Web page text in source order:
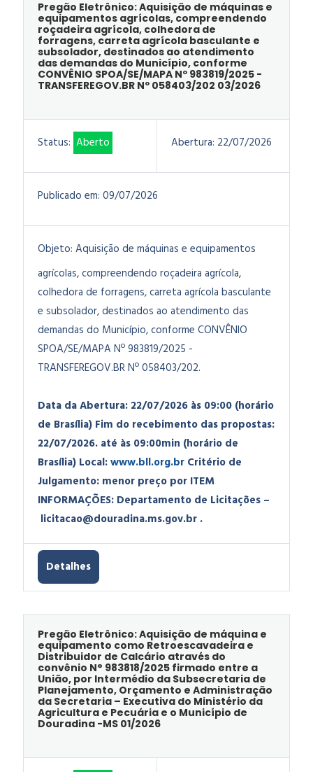
Pregão Eletrônico: Aquisição de máquinas e
equipamentos agrícolas, compreendendo
roçadeira agrícola, colhedora de
forragens, carreta agrícola basculante e
subsolador, destinados ao atendimento
das demandas do Município, conforme
CONVÊNIO SPOA/SE/MAPA Nº 983819/2025 -
TRANSFEREGOV.BR Nº 058403/202 03/2026
Status: Aberto Abertura: 22/07/2026
Publicado em: 09/07/2026
Objeto: Aquisição de máquinas e equipamentos
agrícolas, compreendendo roçadeira agrícola,
colhedora de forragens, carreta agrícola basculante
e subsolador, destinados ao atendimento das
demandas do Município, conforme CONVÊNIO
SPOA/SE/MAPA Nº 983819/2025 -
TRANSFEREGOV.BR Nº 058403/202.
Data da Abertura: 22/07/2026 às 09:00 (horário
de Brasília) Fim do recebimento das propostas:
22/07/2026. até às 09:00min (horário de
Brasília) Local:www.bll.org.br Critério de
Julgamento: menor preço por ITEM
INFORMAÇÕES: Departamento de Licitações –
licitacao@douradina.ms.gov.br .
Detalhes
Pregão Eletrônico: Aquisição de máquina e
equipamento como Retroescavadeira e
Distribuidor de Calcário através do
convênio N° 983818/2025 firmado entre a
União, por Intermédio da Subsecretaria de
Planejamento, Orçamento e Administração
da Secretaria – Executiva do Ministério da
Agricultura e Pecuária e o Município de
Douradina -MS 01/2026